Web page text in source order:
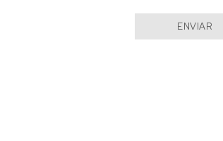
ENVIAR